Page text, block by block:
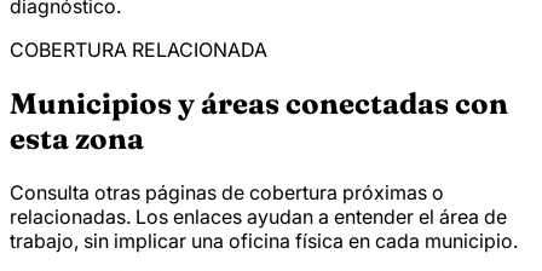
diagnóstico.
COBERTURA RELACIONADA
Municipios y áreas conectadas con
esta zona
Consulta otras páginas de cobertura próximas o
relacionadas. Los enlaces ayudan a entender el área de
trabajo, sin implicar una oficina física en cada municipio.